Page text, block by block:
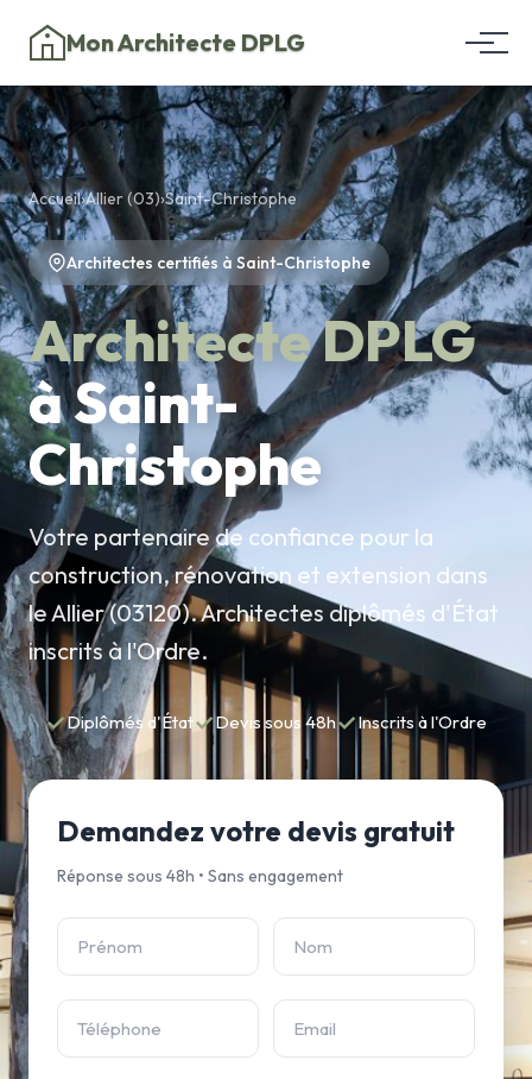
Mon Architecte DPLG
Accueil›Allier (03)›Saint-Christophe
Architectes certifiés à Saint-Christophe
Architecte DPLG
à Saint-
Christophe
Votre partenaire de confiance pour la
construction, rénovation et extension dans
le Allier (03120). Architectes diplômés d'État
inscrits à l'Ordre.
✓Diplômés d'État✓Devis sous 48h✓Inscrits à l'Ordre
Demandez votre devis gratuit
Réponse sous 48h • Sans engagement